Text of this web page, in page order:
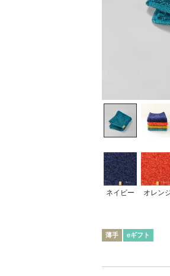
ネイビー オレン
薄手 eギフト